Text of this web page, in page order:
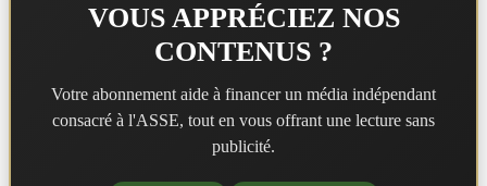
VOUS APPRÉCIEZ NOS
CONTENUS ?
Votre abonnement aide à financer un média indépendant
consacré à l'ASSE, tout en vous offrant une lecture sans
publicité.